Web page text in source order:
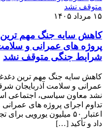
۱۵ مرداد ۱۴۰۵
کاهش سایه جنگ مهم
پروژه ‌های عمرانی و
شرایط جنگی متوقف نشد
کاهش سایه جنگ مهم ‌ترین
عمرانی و سلامت آذربایجان
نشد معاون سیاسی، اجتماعی
تداوم اجرای پروژه ‌های
اعتبار ۵۰ میلیون یورویی
داد و تأکید […]